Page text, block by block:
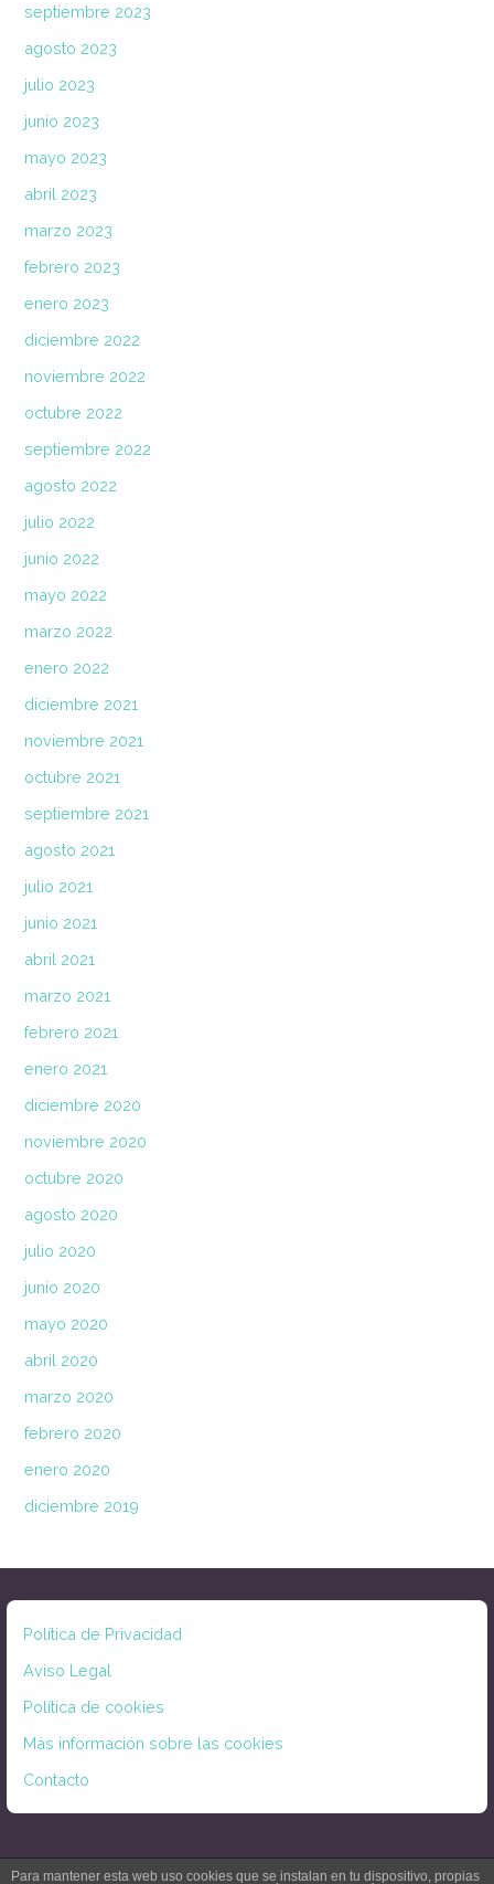
septiembre 2023
agosto 2023
julio 2023
junio 2023
mayo 2023
abril 2023
marzo 2023
febrero 2023
enero 2023
diciembre 2022
noviembre 2022
octubre 2022
septiembre 2022
agosto 2022
julio 2022
junio 2022
mayo 2022
marzo 2022
enero 2022
diciembre 2021
noviembre 2021
octubre 2021
septiembre 2021
agosto 2021
julio 2021
junio 2021
abril 2021
marzo 2021
febrero 2021
enero 2021
diciembre 2020
noviembre 2020
octubre 2020
agosto 2020
julio 2020
junio 2020
mayo 2020
abril 2020
marzo 2020
febrero 2020
enero 2020
diciembre 2019
Política de Privacidad
Aviso Legal
Política de cookies
Más información sobre las cookies
Contacto
Para mantener esta web uso cookies que se instalan en tu dispositivo, propias